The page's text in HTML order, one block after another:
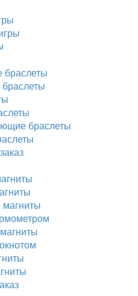
браслеты